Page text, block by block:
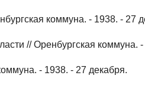
коммуна. - 1938. - 27
// Оренбургская коммуна.
- 1938. - 27 декабря.